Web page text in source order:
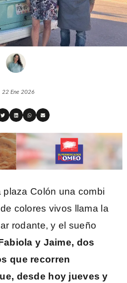
22 Ene 2026
Colón una combi
colores vivos llama la
rodante, y el sueño
y Jaime, dos
que recorren
desde hoy jueves y